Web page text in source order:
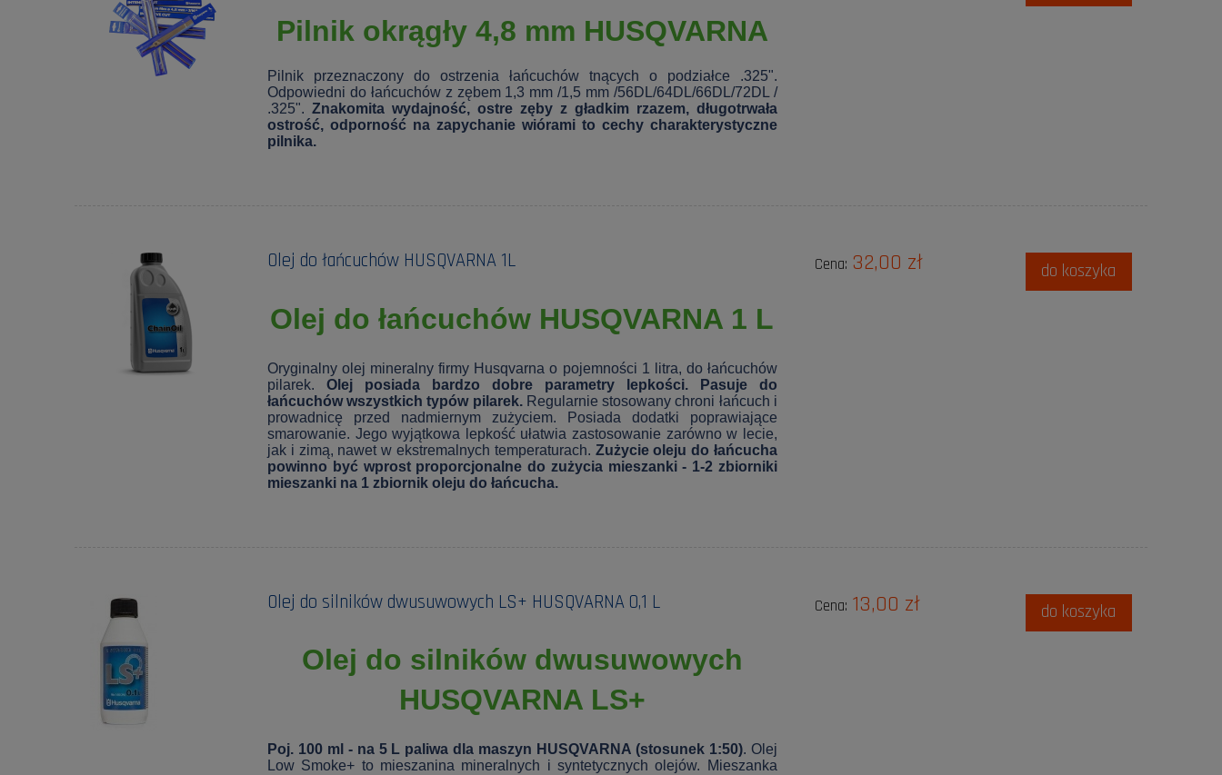
Pilnik okrągły 4,8 mm HUSQVARNA
Pilnik przeznaczony do ostrzenia łańcuchów tnących o podziałce .325".
Odpowiedni do łańcuchów z zębem 1,3 mm /1,5 mm /56DL/64DL/66DL/72DL /
.325".Znakomita wydajność, ostre zęby z gładkim rzazem, długotrwała
ostrość, odporność na zapychanie wiórami to cechy charakterystyczne
pilnika.
Olej do łańcuchów HUSQVARNA 1L
Olej do łańcuchów HUSQVARNA 1 L
Oryginalny olej mineralny firmy Husqvarna o pojemności 1 litra, do łańcuchów
pilarek.Olej posiada bardzo dobre parametry lepkości. Pasuje do
łańcuchów wszystkich typów pilarek.Regularnie stosowany chroni łańcuch i
prowadnicę przed nadmiernym zużyciem. Posiada dodatki poprawiające
smarowanie. Jego wyjątkowa lepkość ułatwia zastosowanie zarówno w lecie,
jak i zimą, nawet w ekstremalnych temperaturach. Zużycie oleju do łańcucha
powinno być wprost proporcjonalne do zużycia mieszanki - 1-2 zbiorniki
mieszanki na 1 zbiornik oleju do łańcucha.
Cena: 32,00 zł do koszyka
Olej do silników dwusuwowych LS+ HUSQVARNA 0,1 L
Olej do silników dwusuwowych
HUSQVARNA LS+
Poj. 100 ml - na 5 L paliwa dla maszyn HUSQVARNA (stosunek 1:50). Olej
Low Smoke+ to mieszanina mineralnych i syntetycznych olejów. Mieszanka
Cena: 13,00 zł do koszyka